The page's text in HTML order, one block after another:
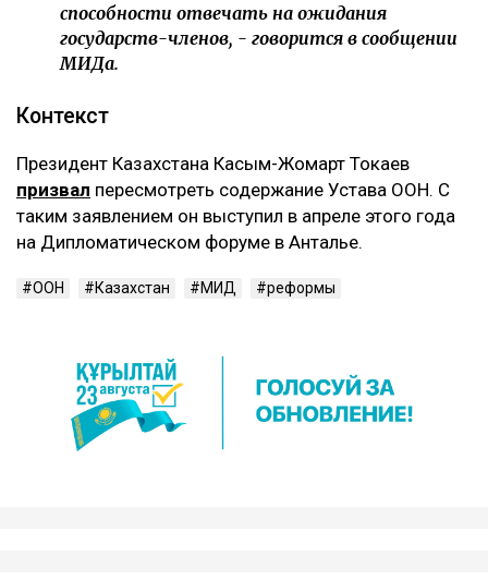
способности отвечать на ожидания
государств-членов, - говорится в сообщении
МИДа.
Контекст
Президент Казахстана Касым-Жомарт Токаев
призвал пересмотреть содержание Устава ООН. С
таким заявлением он выступил в апреле этого года
на Дипломатическом форуме в Анталье.
ООН Казахстан МИД реформы